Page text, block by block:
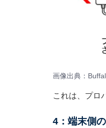
画像出典：
これは、プロ
4：端末側